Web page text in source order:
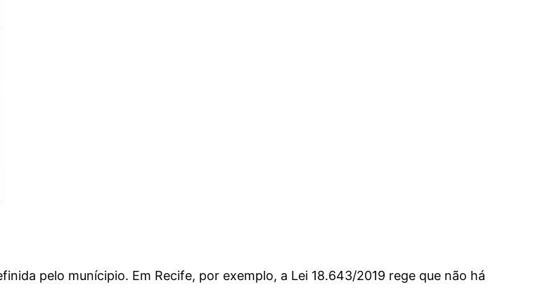
pelo munícipio. Em Recife, por exemplo, a Lei 18.643/2019 rege que não há